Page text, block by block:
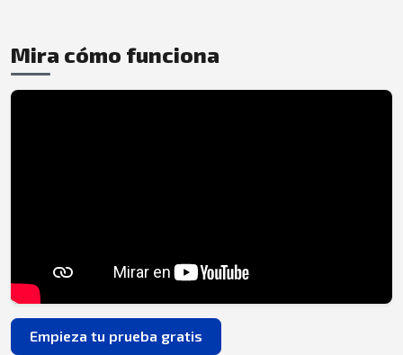
Mira cómo funciona
Empieza tu prueba gratis